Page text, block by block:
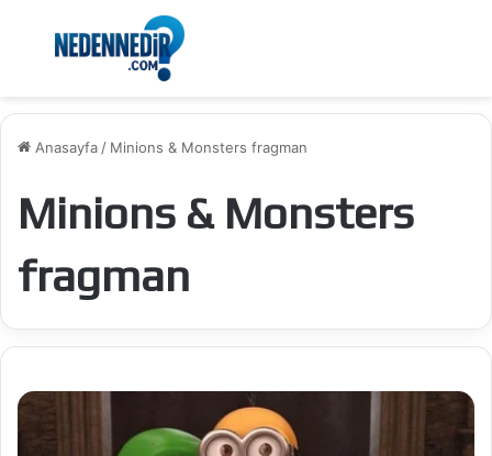
Menü
Anasayfa / Minions & Monsters fragman
Minions & Monsters
fragman